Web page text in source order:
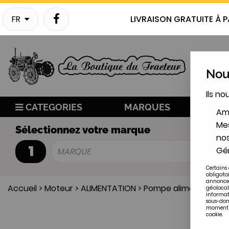
FR LIVRAISON GRATUITE À
CATEGORIES MARQUES
Sélectionnez votre marque
1 MARQUE
Accueil > Moteur > ALIMENTATION > Pompe alimentation
Ils
Certains
sous-
moment
cookie.